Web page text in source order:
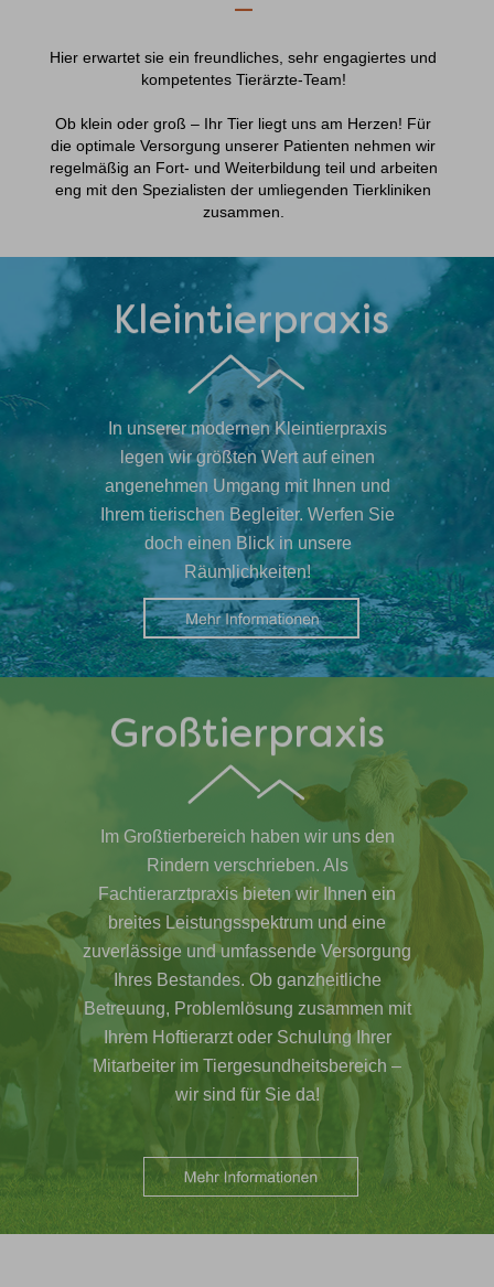
—
Hier erwartet sie ein freundliches, sehr engagiertes und
kompetentes Tierärzte-Team!
Ob klein oder groß – Ihr Tier liegt uns am Herzen! Für
die optimale Versorgung unserer Patienten nehmen wir
regelmäßig an Fort- und Weiterbildung teil und arbeiten
eng mit den Spezialisten der umliegenden Tierkliniken
zusammen.
Kleintierpraxis
In unserer modernen Kleintierpraxis
legen wir größten Wert auf einen
angenehmen Umgang mit Ihnen und
Ihrem tierischen Begleiter. Werfen Sie
doch einen Blick in unsere
Räumlichkeiten!
Großtierpraxis
Im Großtierbereich haben wir uns den
Rindern verschrieben. Als
Fachtierarztpraxis bieten wir Ihnen ein
breites Leistungsspektrum und eine
zuverlässige und umfassende Versorgung
Ihres Bestandes. Ob ganzheitliche
Betreuung, Problemlösung zusammen mit
Ihrem Hoftierarzt oder Schulung Ihrer
Mitarbeiter im Tiergesundheitsbereich –
wir sind für Sie da!